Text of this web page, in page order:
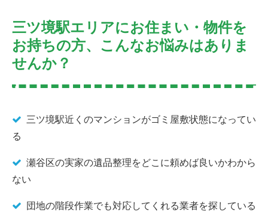
三ツ境駅エリアにお住まい・物件を
お持ちの方、こんなお悩みはありま
せんか？
三ツ境駅近くのマンションがゴミ屋敷状態になってい
る
瀬谷区の実家の遺品整理をどこに頼めば良いかわから
ない
団地の階段作業でも対応してくれる業者を探している